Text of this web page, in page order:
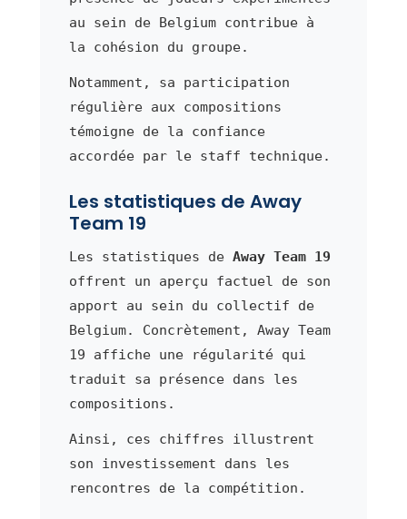
au sein de Belgium contribue à
la cohésion du groupe.
Notamment, sa participation
régulière aux compositions
témoigne de la confiance
accordée par le staff technique.
Les statistiques de Away
Team 19
Les statistiques de Away Team 19
offrent un aperçu factuel de son
apport au sein du collectif de
Belgium. Concrètement, Away Team
19 affiche une régularité qui
traduit sa présence dans les
compositions.
Ainsi, ces chiffres illustrent
son investissement dans les
rencontres de la compétition.